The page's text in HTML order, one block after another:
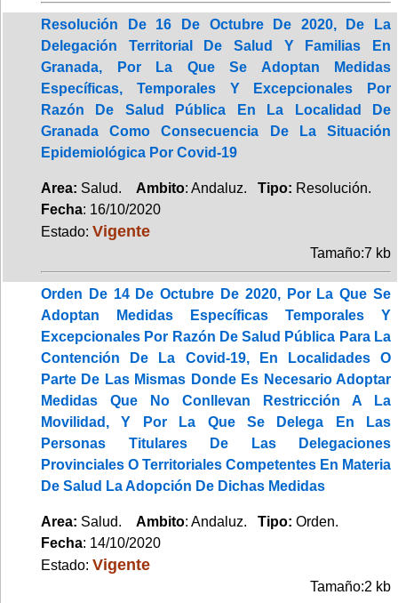
Resolución De 16 De Octubre De 2020, De La
Delegación Territorial De Salud Y Familias En
Granada, Por La Que Se Adoptan Medidas
Específicas, Temporales Y Excepcionales Por
Razón De Salud Pública En La Localidad De
Granada Como Consecuencia De La Situación
Epidemiológica Por Covid-19
Area: Salud. Ambito: Andaluz. Tipo: Resolución.
Fecha: 16/10/2020
Estado: Vigente
Tamaño:7 kb
Orden De 14 De Octubre De 2020, Por La Que Se
Adoptan Medidas Específicas Temporales Y
Excepcionales Por Razón De Salud Pública Para La
Contención De La Covid-19, En Localidades O
Parte De Las Mismas Donde Es Necesario Adoptar
Medidas Que No Conllevan Restricción A La
Movilidad, Y Por La Que Se Delega En Las
Personas Titulares De Las Delegaciones
Provinciales O Territoriales Competentes En Materia
De Salud La Adopción De Dichas Medidas
Area: Salud. Ambito: Andaluz. Tipo: Orden.
Fecha: 14/10/2020
Estado: Vigente
Tamaño:2 kb